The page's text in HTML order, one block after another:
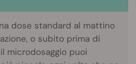
dose standard al mattino
o subito prima di
microdosaggio puoi